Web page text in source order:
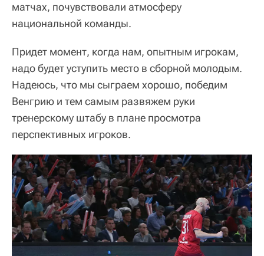
матчах, почувствовали атмосферу
национальной команды.
Придет момент, когда нам, опытным игрокам,
надо будет уступить место в сборной молодым.
Надеюсь, что мы сыграем хорошо, победим
Венгрию и тем самым развяжем руки
тренерскому штабу в плане просмотра
перспективных игроков.